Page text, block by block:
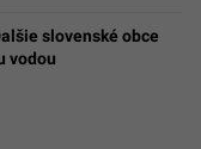
slovenské obce
vodou